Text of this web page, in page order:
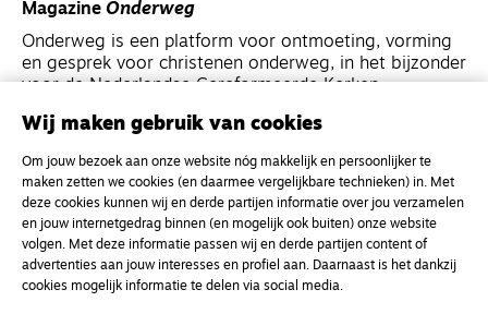
Magazine Onderweg
Onderweg is een platform voor ontmoeting, vorming
en gesprek voor christenen onderweg, in het bijzonder
voor de Nederlandse Gereformeerde Kerken.
Kvk-nummer 33277063
NL46 INGB 0117 5827 86
info@onderwegonline.nl
Wij maken gebruik van cookies
Om jouw bezoek aan onze website nóg makkelijk en persoonlijker te
maken zetten we cookies (en daarmee vergelijkbare technieken) in. Met
deze cookies kunnen wij en derde partijen informatie over jou verzamelen
en jouw internetgedrag binnen (en mogelijk ook buiten) onze website
volgen. Met deze informatie passen wij en derde partijen content of
advertenties aan jouw interesses en profiel aan. Daarnaast is het dankzij
cookies mogelijk informatie te delen via social media.